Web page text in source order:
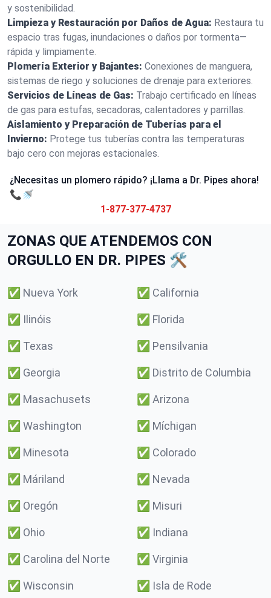
y sostenibilidad.
Limpieza y Restauración por Daños de Agua: Restaura tu
espacio tras fugas, inundaciones o daños por tormenta—
rápida y limpiamente.
Plomería Exterior y Bajantes: Conexiones de manguera,
sistemas de riego y soluciones de drenaje para exteriores.
Servicios de Líneas de Gas: Trabajo certificado en líneas
de gas para estufas, secadoras, calentadores y parrillas.
Aislamiento y Preparación de Tuberías para el
Invierno: Protege tus tuberías contra las temperaturas
bajo cero con mejoras estacionales.
¿Necesitas un plomero rápido? ¡Llama a Dr. Pipes ahora!
📞🚿
1-877-377-4737
ZONAS QUE ATENDEMOS CON
ORGULLO EN DR. PIPES 🛠️
✅ Nueva York ✅ California
✅ Ilinóis ✅ Florida
✅ Texas ✅ Pensilvania
✅ Georgia ✅ Distrito de Columbia
✅ Masachusets ✅ Arizona
✅ Washington ✅ Míchigan
✅ Minesota ✅ Colorado
✅ Máriland ✅ Nevada
✅ Oregón ✅ Misuri
✅ Ohio ✅ Indiana
✅ Carolina del Norte ✅ Virginia
✅ Wisconsin ✅ Isla de Rode